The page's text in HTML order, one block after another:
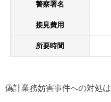
警察署名
接見費用
所要時間
偽計業務妨害事件への対処は